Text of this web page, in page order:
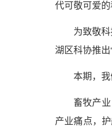
代可敬可爱的
为致敬
湖区科协推
本期，
畜牧产
产业痛点，